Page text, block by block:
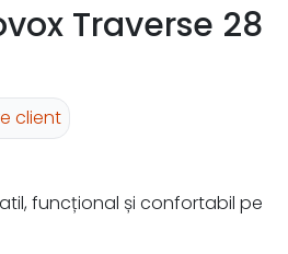
Traverse 28
client
funcțional și confortabil pe